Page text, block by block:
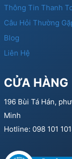
Thông Tin Thanh
Câu Hỏi Thường
Blog
Liên Hệ
CỬA HÀNG
196 Bùi Tá Hán,
Minh
Hotline: 098 101